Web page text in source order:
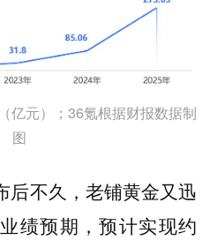
亿元）；36氪根据财报数据制
图
后不久，老铺黄金又迅
绩预期，预计实现约